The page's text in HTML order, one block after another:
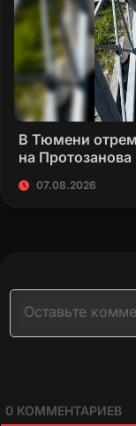
В Тюмени
на Протозанова
07.08.2026
0 КОММЕНТАРИЕВ